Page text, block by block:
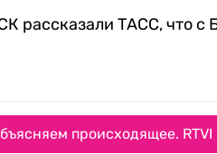
рассказали ТАСС, что с
происходящее. RTVI